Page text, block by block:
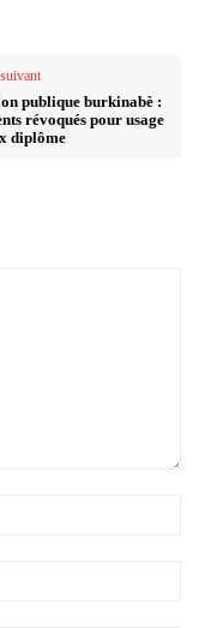
publique burkinabè :
révoqués pour usage
diplôme